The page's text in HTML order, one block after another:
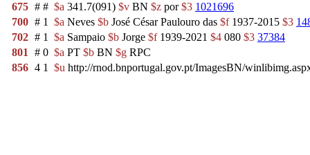
675 # # $a 341.7(091) $v BN $z por$3 1021696
700 # 1 $a Neves $b José César Paulouro das $f1937-2015 $3
702 # 1 $a Sampaio $b Jorge $f1939-2021 $4 080 $3 37384
801
# 0 $a PT $b BN $g RPC
856 4 1 $u http://rnod.bnportugal.gov.pt/ImagesBN/